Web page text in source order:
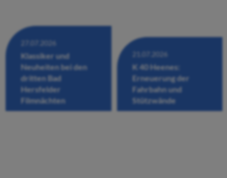
27.07.2026
Klassiker und
Neuheiten bei den
dritten Bad
Hersfelder
Filmnächten
21.07.2026
K 40 Heenes:
Erneuerung der
Fahrbahn und
Stützwände